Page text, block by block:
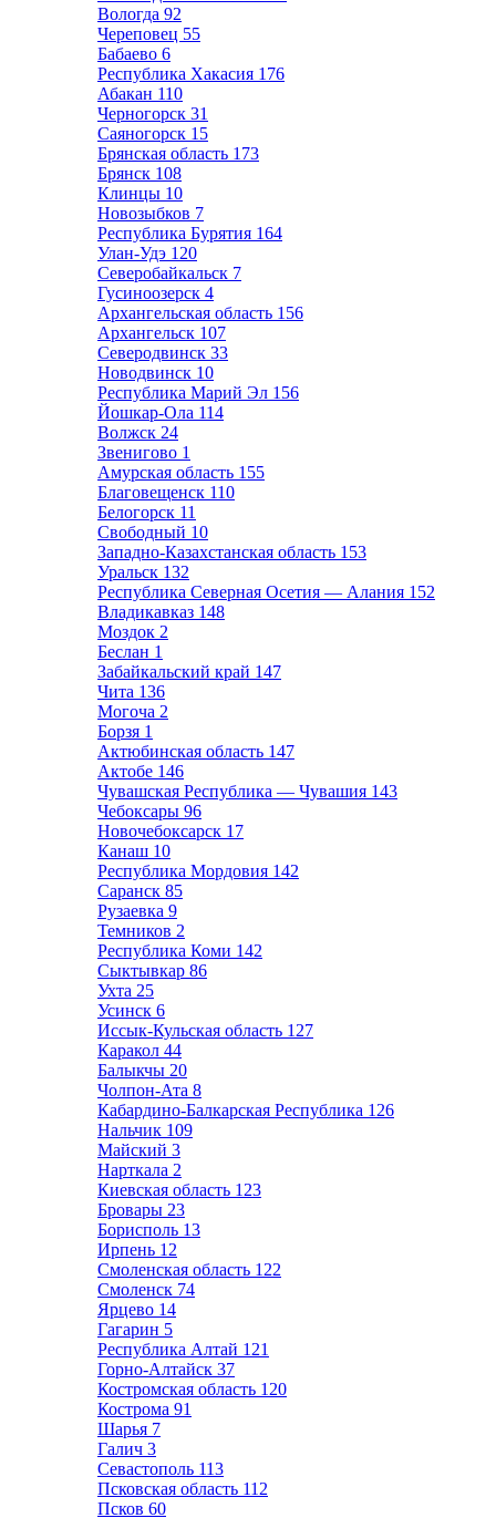
Вологда 92
Череповец 55
Бабаево 6
Республика Хакасия 176
Абакан 110
Черногорск 31
Саяногорск 15
Брянская область 173
Брянск 108
Клинцы 10
Новозыбков 7
Республика Бурятия 164
Улан-Удэ 120
Северобайкальск 7
Гусиноозерск 4
Архангельская область 156
Архангельск 107
Северодвинск 33
Новодвинск 10
Республика Марий Эл 156
Йошкар-Ола 114
Волжск 24
Звенигово 1
Амурская область 155
Благовещенск 110
Белогорск 11
Свободный 10
Западно-Казахстанская область 153
Уральск 132
Республика Северная Осетия — Алания 152
Владикавказ 148
Моздок 2
Беслан 1
Забайкальский край 147
Чита 136
Могоча 2
Борзя 1
Актюбинская область 147
Актобе 146
Чувашская Республика — Чувашия 143
Чебоксары 96
Новочебоксарск 17
Канаш 10
Республика Мордовия 142
Саранск 85
Рузаевка 9
Темников 2
Республика Коми 142
Сыктывкар 86
Ухта 25
Усинск 6
Иссык-Кульская область 127
Каракол 44
Балыкчы 20
Чолпон-Ата 8
Кабардино-Балкарская Республика 126
Нальчик 109
Майский 3
Нарткала 2
Киевская область 123
Бровары 23
Борисполь 13
Ирпень 12
Смоленская область 122
Смоленск 74
Ярцево 14
Гагарин 5
Республика Алтай 121
Горно-Алтайск 37
Костромская область 120
Кострома 91
Шарья 7
Галич 3
Севастополь 113
Псковская область 112
Псков 60